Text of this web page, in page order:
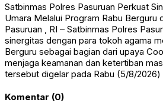
Satbinmas Polres Pasuruan Perkuat
Umara Melalui Program Rabu Berguru
Pasuruan , RI – Satbinmas Polres
sinergitas dengan para tokoh agama
Berguru sebagai bagian dari upaya
menjaga keamanan dan ketertiban
tersebut digelar pada Rabu (5/8/
Komentar (0)